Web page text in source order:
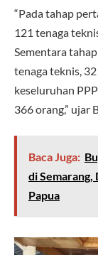
“Pada tahap
121 tenaga
Sementara
tenaga teknis,
keseluruhan
366 orang,” ujar
Baca Juga:
di Semarang,
Papua